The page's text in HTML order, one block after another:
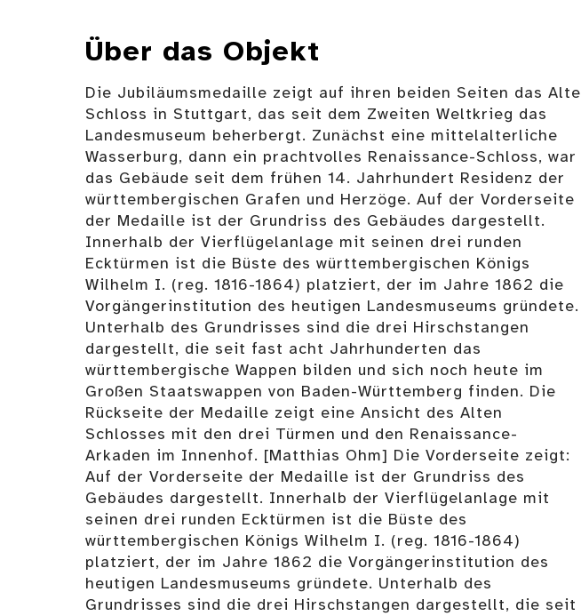
Über das Objekt
Die Jubiläumsmedaille zeigt auf ihren beiden Seiten das Alte
Schloss in Stuttgart, das seit dem Zweiten Weltkrieg das
Landesmuseum beherbergt. Zunächst eine mittelalterliche
Wasserburg, dann ein prachtvolles Renaissance-Schloss, war
das Gebäude seit dem frühen 14. Jahrhundert Residenz der
württembergischen Grafen und Herzöge. Auf der Vorderseite
der Medaille ist der Grundriss des Gebäudes dargestellt.
Innerhalb der Vierflügelanlage mit seinen drei runden
Ecktürmen ist die Büste des württembergischen Königs
Wilhelm I. (reg. 1816-1864) platziert, der im Jahre 1862 die
Vorgängerinstitution des heutigen Landesmuseums gründete.
Unterhalb des Grundrisses sind die drei Hirschstangen
dargestellt, die seit fast acht Jahrhunderten das
württembergische Wappen bilden und sich noch heute im
Großen Staatswappen von Baden-Württemberg finden. Die
Rückseite der Medaille zeigt eine Ansicht des Alten
Schlosses mit den drei Türmen und den Renaissance-
Arkaden im Innenhof. [Matthias Ohm] Die Vorderseite zeigt:
Auf der Vorderseite der Medaille ist der Grundriss des
Gebäudes dargestellt. Innerhalb der Vierflügelanlage mit
seinen drei runden Ecktürmen ist die Büste des
württembergischen Königs Wilhelm I. (reg. 1816-1864)
platziert, der im Jahre 1862 die Vorgängerinstitution des
heutigen Landesmuseums gründete. Unterhalb des
Grundrisses sind die drei Hirschstangen dargestellt, die seit